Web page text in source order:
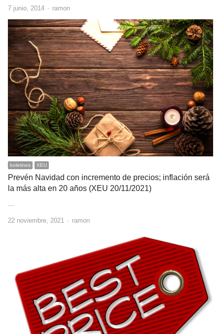
7 junio, 2014 Author
ramon
boletines XEU
Prevén Navidad con incremento de precios; inflación será
la más alta en 20 años (XEU 20/11/2021)
…
22 noviembre, 2021 Author
ramon